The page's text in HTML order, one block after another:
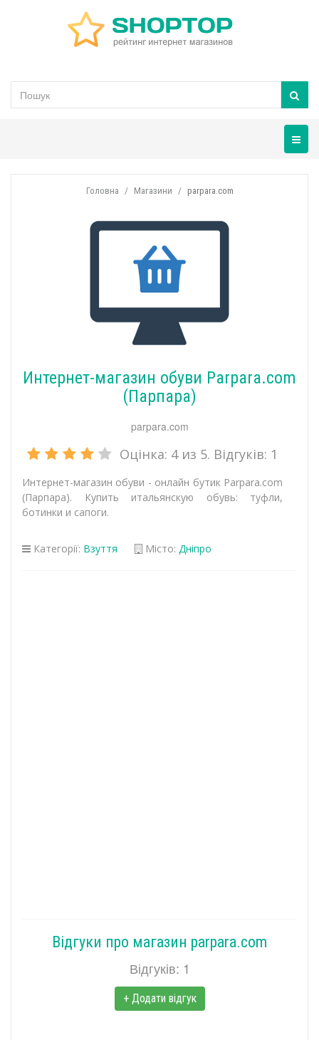
Головна Магазини parpara.com
Интернет-магазин обуви Parpara.com
(Парпара)
parpara.com
Оцінка: 4из 5. Відгуків: 1
Интернет-магазин обуви - онлайн бутик Parpara.com
(Парпара). Купить итальянскую обувь: туфли,
ботинки и сапоги.
Категорії: Взуття Місто: Дніпро
Відгуки про магазин parpara.com
Відгуків: 1
+ Додати відгук